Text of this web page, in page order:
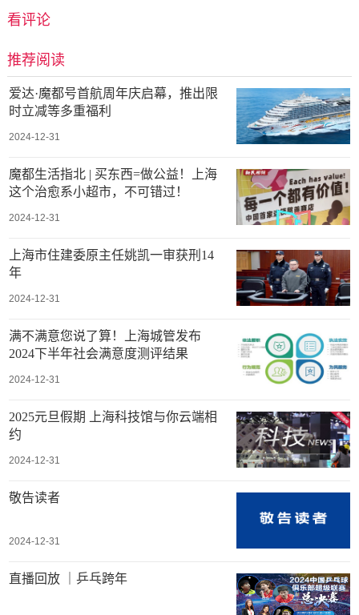
看评论
推荐阅读
爱达·魔都号首航周年庆启幕，推出限
时立减等多重福利
2024-12-31
魔都生活指北 | 买东西=做公益！上海
这个治愈系小超市，不可错过！
2024-12-31
上海市住建委原主任姚凯一审获刑14
年
2024-12-31
满不满意您说了算！上海城管发布
2024下半年社会满意度测评结果
2024-12-31
2025元旦假期 上海科技馆与你云端相
约
2024-12-31
敬告读者
2024-12-31
直播回放 ｜乒乓跨年